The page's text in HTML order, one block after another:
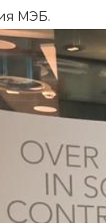
МЭБ.